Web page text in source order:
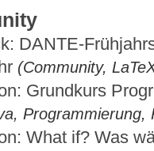
DANTE-
(Community,
Grundkurs
Programmierung,
What if? Was